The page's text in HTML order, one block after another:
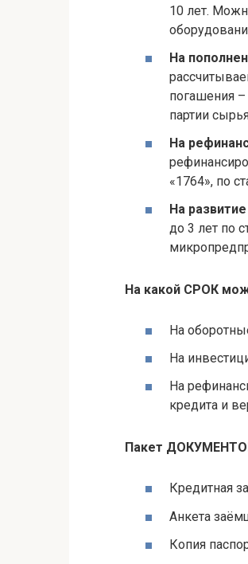
10 лет.
На
погашения
партии
На
«1764», по
На
до 3 лет по
На какой СРОК
На
На
На
кредита и
Пакет
Кредитная
Анкета
Копия